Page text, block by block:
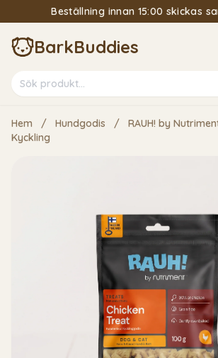
Beställning innan 15:00 skickas
15% Välkomstrabatt om du följer
BarkBuddies
Hem / Hundgodis /
RAUH! by
Kyckling